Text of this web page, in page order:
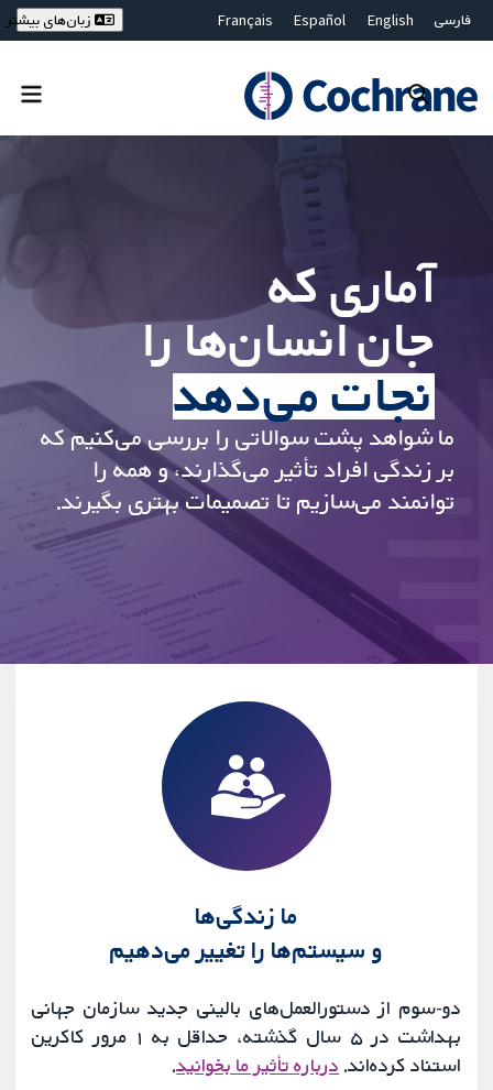
فارسی English
Español
Français
Bahasa Malaysia
ไทย
繁體中文
زبان‌های بیشتر
آماری که
جان انسان‌ها را
نجات می‌دهد
ما شواهد پشت سوالاتی را بررسی می‌کنیم که
بر زندگی افراد تأثیر می‌گذارند، و همه را
توانمند می‌سازیم تا تصمیمات بهتری بگیرند.
ما زندگی‌ها
و سیستم‌ها را تغییر می‌دهیم
دو-سوم از دستورالعمل‌های بالینی جدید سازمان جهانی
بهداشت در ۵ سال گذشته، حداقل به ۱ مرور کاکرین
استناد کرده‌اند. درباره تأثیر ما بخوانید.